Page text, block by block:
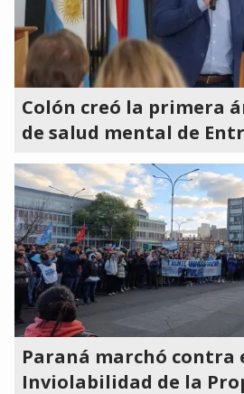
Colón creó la primera
de salud mental de
Paraná marchó contra
Inviolabilidad de la